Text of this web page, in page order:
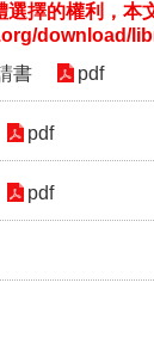
選擇的權利，本
download/
書
pdf
pdf
pdf